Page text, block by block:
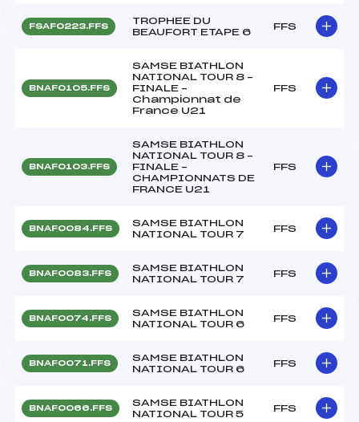
FSAF0223.FFS
TROPHEE DU
BEAUFORT ETAPE 6
FFS
BNAF0105.FFS
SAMSE BIATHLON
NATIONAL TOUR 8 –
FINALE –
Championnat de
France U21
FFS
BNAF0103.FFS
SAMSE BIATHLON
NATIONAL TOUR 8 –
FINALE –
CHAMPIONNATS DE
FRANCE U21
FFS
BNAF0084.FFS
SAMSE BIATHLON
NATIONAL TOUR 7
FFS
BNAF0083.FFS
SAMSE BIATHLON
NATIONAL TOUR 7
FFS
BNAF0074.FFS
SAMSE BIATHLON
NATIONAL TOUR 6
FFS
BNAF0071.FFS
SAMSE BIATHLON
NATIONAL TOUR 6
FFS
BNAF0066.FFS
SAMSE BIATHLON
NATIONAL TOUR 5
FFS